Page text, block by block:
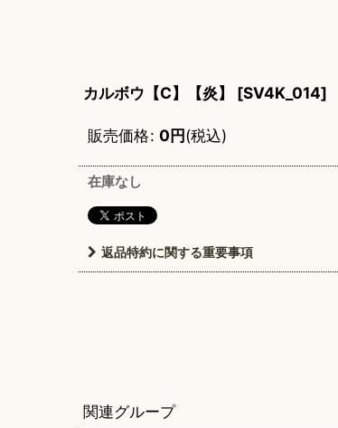
カルボウ【C】【炎】 [SV4K_014]
販売価格: 0円(税込)
在庫なし
返品特約に関する重要事項
関連グループ